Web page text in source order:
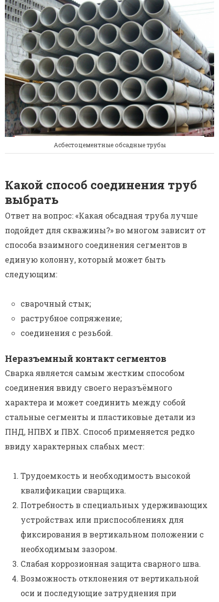
Асбестоцементные обсадные трубы
Какой способ соединения труб
выбрать
Ответ на вопрос: «Какая обсадная труба лучше
подойдет для скважины?» во многом зависит от
способа взаимного соединения сегментов в
единую колонну, который может быть
следующим:
сварочный стык;
раструбное сопряжение;
соединения с резьбой.
Неразъемный контакт сегментов
Сварка является самым жестким способом
соединения ввиду своего неразъёмного
характера и может соединить между собой
стальные сегменты и пластиковые детали из
ПНД, НПВХ и ПВХ. Способ применяется редко
ввиду характерных слабых мест:
Трудоемкость и необходимость высокой
квалификации сварщика.
Потребность в специальных удерживающих
устройствах или приспособлениях для
фиксирования в вертикальном положении с
необходимым зазором.
Слабая коррозионная защита сварного шва.
Возможность отклонения от вертикальной
оси и последующие затруднения при